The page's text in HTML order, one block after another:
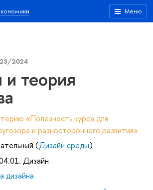
Меню
2024
теория
«Полезность курса для
и разностороннего развития»
(Дизайн среды)
Дизайн
дизайна